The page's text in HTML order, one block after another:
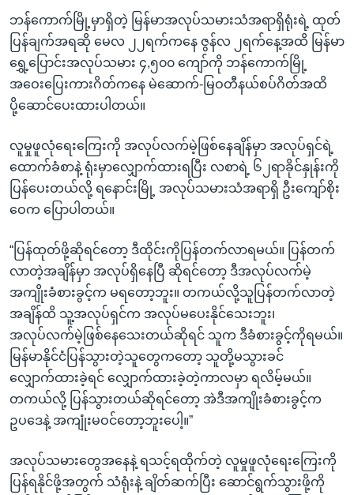
ဘန်ကောက်မြို့မှာရှိတဲ့ မြန်မာအလုပ်သမားသံအရာရှိရုံးရဲ့ ထုတ်
ပြန်ချက်အရဆို မေလ ၂၂ရက်ကနေ ဇွန်လ ၂ရက်နေ့အထိ မြန်မာ
ရွှေ့ပြောင်းအလုပ်သမား ၄,၅၀၀ ကျော်ကို ဘန်ကောက်မြို့
အဝေးပြေးကားဂိတ်ကနေ မဲဆောက်-မြဝတီနယ်စပ်ဂိတ်အထိ
ပို့ဆောင်ပေးထားပါတယ်။
လူမှုဖူလုံရေးကြေးကို အလုပ်လက်မဲ့ဖြစ်နေချိန်မှာ အလုပ်ရှင်ရဲ့
ထောက်ခံစာနဲ့ ရုံးမှာလျှောက်ထားရပြီး လစာရဲ့ ၆၂ရာခိုင်နှုန်းကို
ပြန်ပေးတယ်လို့ ရနောင်းမြို့ အလုပ်သမားသံအရာရှိ ဦးကျော်စိုး
ဝေက ပြောပါတယ်။
“ပြန်ထုတ်ဖို့ဆိုရင်တော့ ဒီထိုင်းကိုပြန်တက်လာရမယ်။ ပြန်တက်
လာတဲ့အချိန်မှာ အလုပ်ရှိနေပြီ ဆိုရင်တော့ ဒီအလုပ်လက်မဲ့
အကျိုးခံစားခွင့်က မရတော့ဘူး။ တကယ်လို့သူပြန်တက်လာတဲ့
အချိန်ထိ သူ့အလုပ်ရှင်က အလုပ်မပေးနိုင်သေးဘူး၊
အလုပ်လက်မဲ့ဖြစ်နေသေးတယ်ဆိုရင် သူက ဒီခံစားခွင့်ကိုရမယ်။
မြန်မာနိုင်ငံပြန်သွားတဲ့သူတွေကတော့ သူတို့မသွားခင်
လျှောက်ထားခဲ့ရင် လျှောက်ထားခဲ့တဲ့ကာလမှာ ရလိမ့်မယ်။
တကယ်လို့ ပြန်သွားတယ်ဆိုရင်တော့ အဲဒီအကျိုးခံစားခွင့်က
ဥပဒေနဲ့ အကျုံးမဝင်တော့ဘူးပေါ့။”
အလုပ်သမားတွေအနေနဲ့ ရသင့်ရထိုက်တဲ့ လူမှုဖူလုံရေးကြေးကို
ပြန်ရနိုင်ဖို့အတွက် သံရုံးနဲ့ ချိတ်ဆက်ပြီး ဆောင်ရွက်သွားဖို့ကို